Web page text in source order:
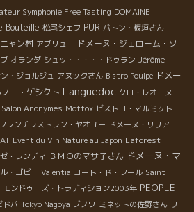
Symphonie Free Tasting DOMAINE
Bouteille 松尾シェフ PUR バトン・板垣さん
ャン村 アブリュー ドメーヌ・ジェローム・ソ
オランダ シュッ・・・・・ドゥラン Jérôme
・ジョルジュ アヌックさん Bistro Poulpe ドメー
ー・ゲシクト Languedoc クロ・レオニヌ コ
Salon Anonymes Mottox ビストロ・マルミット
フレンチレストラン・ヤオユー ドメーヌ・リリア
Event du Vin Nature au Japon Laforest
・ランディ ＢＭＯのマサ子さん ドメーヌ・マ
・ゴビー Valentia コート・ド・フール Saint
モンドゥーズ・トラディション2003年 PEOPLE
ドバ Tokyo Nagoya ブノワ ミネットの佐野さん リ